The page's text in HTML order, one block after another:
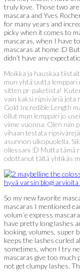
truly love. Those two
mascara and Yves
for many years and
picky when it comes to
mascaras, when I have
mascaras at home :D
didn’t have any
Moikka ja hauskaa
mun yhtä uutta lemppari
sitten pr-paketista!
vain kaksi ripsiväriä jota
Gold Incredible Length
ollut mun lemppari jo
viime vuonna. Olen niin
vihaan testata
asunnon ulkopuolella.
ollessani :D Mutta tämä
odottanut tältä yhtikäs
So my new favorite
mascaras I mentioned
volum´e express
have pretty long lashes
looking, volumes, super
keeps the lashes curled
sometimes, when I try
mascaras give too much
not get clumpy lashes.